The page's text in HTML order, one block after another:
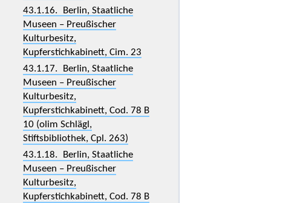
43.1.16. Berlin, Staatliche
Museen – Preußischer
Kulturbesitz,
Kupferstichkabinett, Cim. 23
43.1.17. Berlin, Staatliche
Museen – Preußischer
Kulturbesitz,
Kupferstichkabinett, Cod. 78 B
10 (olim Schlägl,
Stiftsbibliothek, Cpl. 263)
43.1.18. Berlin, Staatliche
Museen – Preußischer
Kulturbesitz,
Kupferstichkabinett, Cod. 78 B